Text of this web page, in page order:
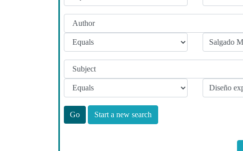
Start a new search